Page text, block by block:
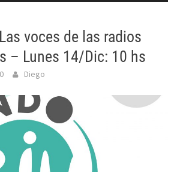
voces de las radios
– Lunes 14/Dic: 10 hs
Diego